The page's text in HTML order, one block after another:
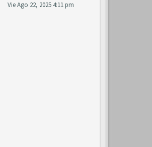
Vie Ago 22, 2025 4:11 pm